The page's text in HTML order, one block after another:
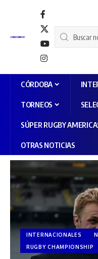
CÓRDOBA
TORNEOS
SÚPER RUGBY
OTRAS NOTICIAS
INTERNACIONALES
RUGBY CHAMPIONSHIP